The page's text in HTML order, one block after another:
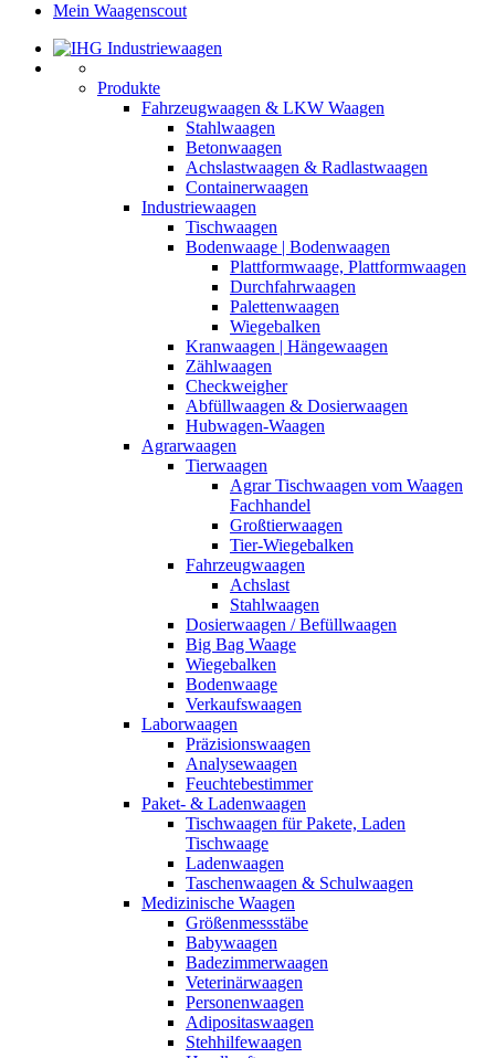
Mein Waagenscout
Produkte
Fahrzeugwaagen & LKW Waagen
Stahlwaagen
Betonwaagen
Achslastwaagen & Radlastwaagen
Containerwaagen
Industriewaagen
Tischwaagen
Bodenwaage | Bodenwaagen
Plattformwaage, Plattformwaagen
Durchfahrwaagen
Palettenwaagen
Wiegebalken
Kranwaagen | Hängewaagen
Zählwaagen
Checkweigher
Abfüllwaagen & Dosierwaagen
Hubwagen-Waagen
Agrarwaagen
Tierwaagen
Agrar Tischwaagen vom Waagen
Fachhandel
Großtierwaagen
Tier-Wiegebalken
Fahrzeugwaagen
Achslast
Stahlwaagen
Dosierwaagen / Befüllwaagen
Big Bag Waage
Wiegebalken
Bodenwaage
Verkaufswaagen
Laborwaagen
Präzisionswaagen
Analysewaagen
Feuchtebestimmer
Paket- & Ladenwaagen
Tischwaagen für Pakete, Laden
Tischwaage
Ladenwaagen
Taschenwaagen & Schulwaagen
Medizinische Waagen
Größenmessstäbe
Babywaagen
Badezimmerwaagen
Veterinärwaagen
Personenwaagen
Adipositaswaagen
Stehhilfewaagen